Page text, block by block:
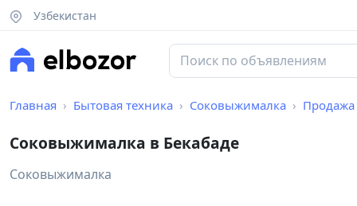
Узбекистан
Главная Бытовая техника Соковыжималка Продажа
Соковыжималка в Бекабаде
Соковыжималка